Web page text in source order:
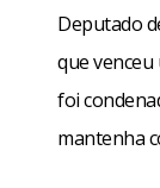
Deputado
que venceu
foi
mantenha